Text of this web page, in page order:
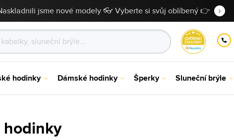
jsme nové modely 👓 Vyberte si svůj oblíbený 👉
hodinky Dámské hodinky Šperky Sluneční brýle
hodinky